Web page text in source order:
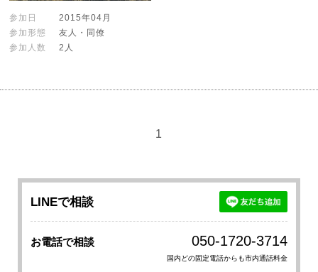
参加日
2015年04月
参加形態
友人・同僚
参加人数
2人
1
LINEで相談
お電話で相談 050-1720-3714
国内どの固定電話からも市内通話料金